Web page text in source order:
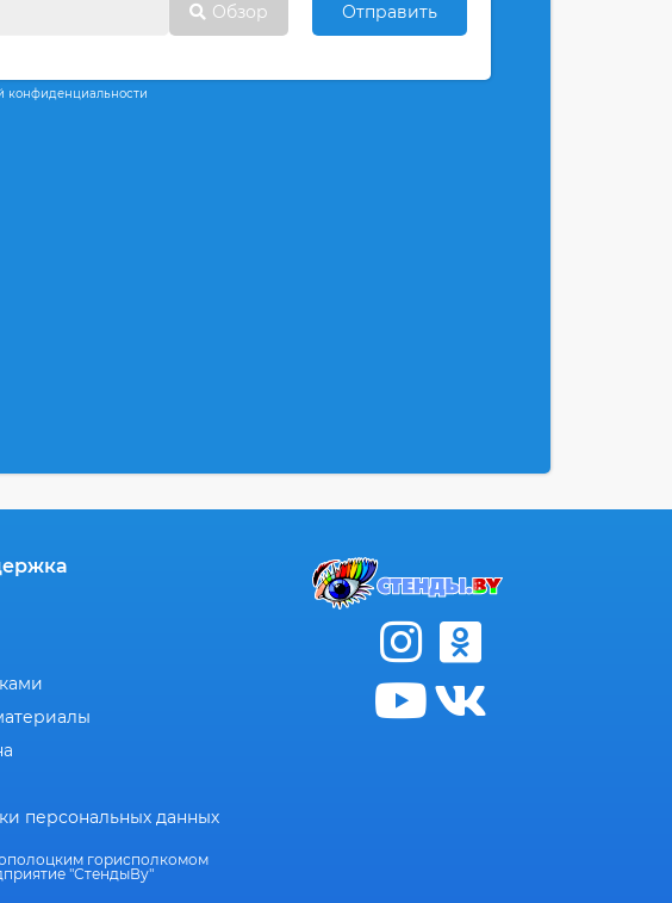
Обзор Отправить
конфиденциальности
персональных данных
горисполкомом
"СтендыВу"